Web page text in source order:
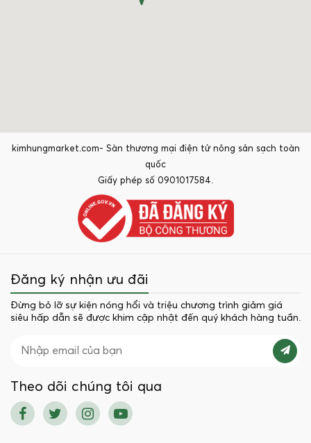
kimhungmarket.com- Sàn thương mại điện tử nông sản sạch toàn
quốc
Giấy phép số 0901017584.
Đăng ký nhận ưu đãi
Đừng bỏ lỡ sự kiện nóng hổi và triệu chương trình giảm giá
siêu hấp dẫn sẽ được khim cập nhật đến quý khách hàng tuần.
Theo dõi chúng tôi qua